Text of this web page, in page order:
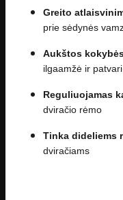
Greito
prie sėdynės
Aukštos
ilgaamžė ir
Reguliuojamas
dviračio rėmo
Tinka dideliems
dviračiams